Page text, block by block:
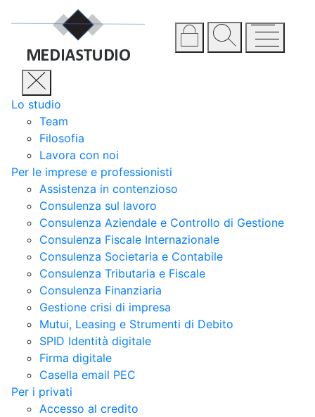
Lo studio
Team
Filosofia
Lavora con noi
Per le imprese e professionisti
Assistenza in contenzioso
Consulenza sul lavoro
Consulenza Aziendale e Controllo di Gestione
Consulenza Fiscale Internazionale
Consulenza Societaria e Contabile
Consulenza Tributaria e Fiscale
Consulenza Finanziaria
Gestione crisi di impresa
Mutui, Leasing e Strumenti di Debito
SPID Identità digitale
Firma digitale
Casella email PEC
Per i privati
Accesso al credito